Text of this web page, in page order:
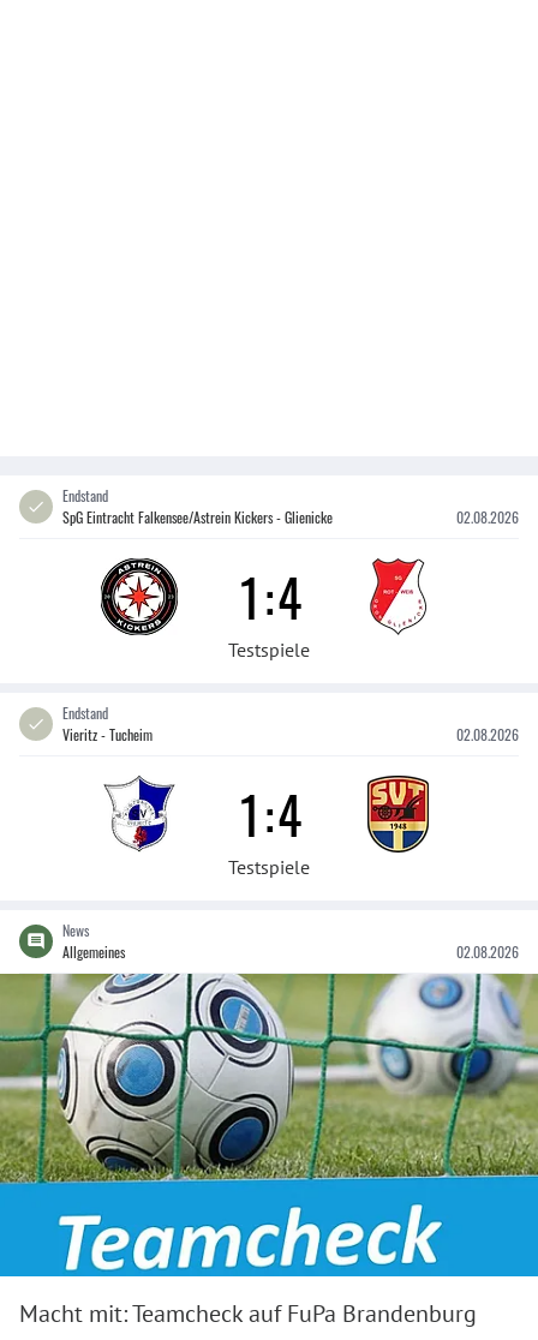
Endstand
SpG Eintracht Falkensee/Astrein Kickers - Glienicke
02.08.2026
1:4
Testspiele
Endstand
Vieritz - Tucheim
02.08.2026
1:4
Testspiele
News
Allgemeines
02.08.2026
Macht mit: Teamcheck auf FuPa Brandenburg